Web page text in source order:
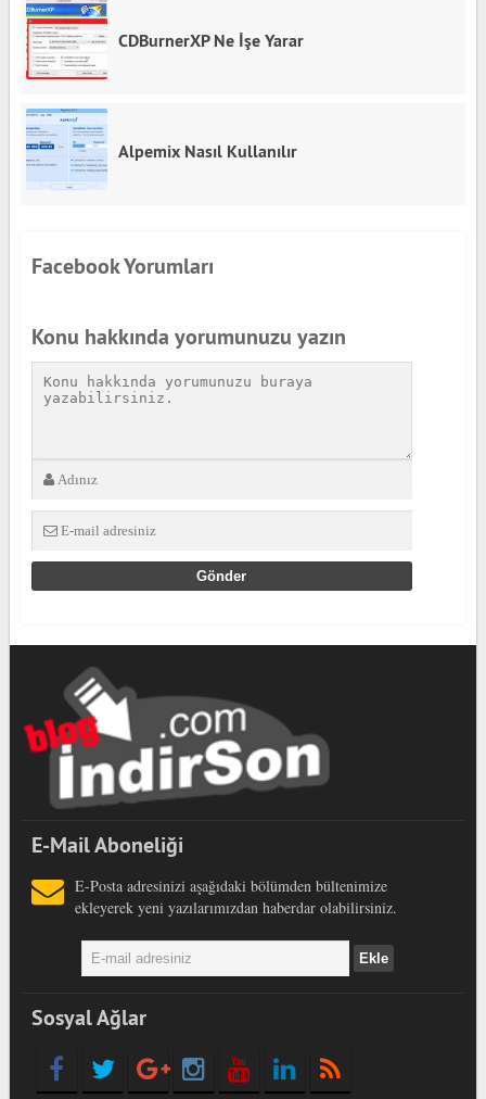
CDBurnerXP Ne İşe Yarar
Alpemix Nasıl Kullanılır
Facebook Yorumları
Konu hakkında yorumunuzu yazın
E-Mail Aboneliği
E-Posta adresinizi aşağıdaki bölümden bültenimize
ekleyerek yeni yazılarımızdan haberdar olabilirsiniz.
Sosyal Ağlar